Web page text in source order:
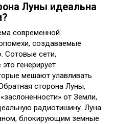
Луны идеальна
современной
создаваемые
Сотовые сети,
генерирует
мешают улавливать
сторона Луны,
от Земли,
радиотишину. Луна
блокирующим земные